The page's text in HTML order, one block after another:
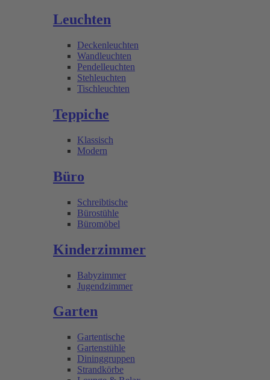
Leuchten
Deckenleuchten
Wandleuchten
Pendelleuchten
Stehleuchten
Tischleuchten
Teppiche
Klassisch
Modern
Büro
Schreibtische
Bürostühle
Büromöbel
Kinderzimmer
Babyzimmer
Jugendzimmer
Garten
Gartentische
Gartenstühle
Dininggruppen
Strandkörbe